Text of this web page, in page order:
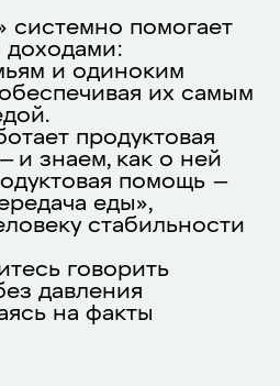
помогает
и одиноким
их самым
продуктовая
и знаем, как о ней
помощь —
еды»,
стабильности
говорить
давления
на факты